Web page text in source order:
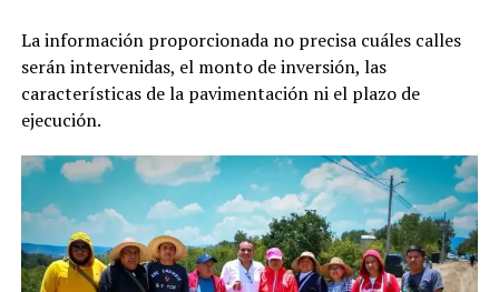
La información proporcionada no precisa cuáles calles
serán intervenidas, el monto de inversión, las
características de la pavimentación ni el plazo de
ejecución.